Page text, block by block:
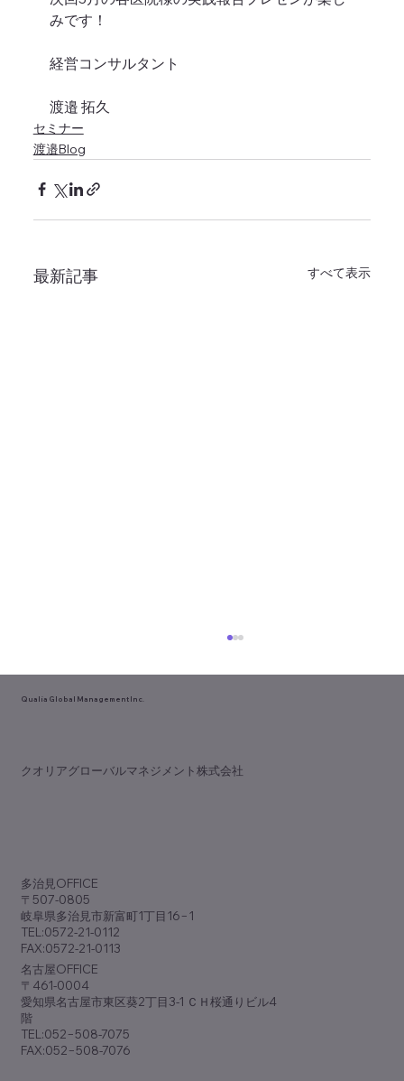
みです！
経営コンサルタント
渡邉 拓久
セミナー
渡邉Blog
最新記事 すべて表示
Qualia Global Management Inc.
​クオリアグローバルマネジメント株式会社
​多治見OFFICE
〒507-0805
岐阜県多治見市新富町1丁目16−1
TEL:0572-21-0112
FAX:0572-21-0113
​名古屋OFFICE
〒461-0004
愛知県名古屋市東区葵2丁目3-1 ＣＨ桜通りビル4
階
TEL:052−508-7075
FAX:052−508-7076